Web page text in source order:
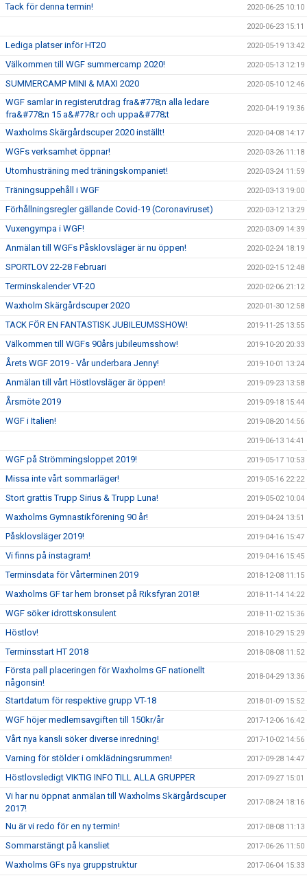
Tack för denna termin! 2020-06-25 10:10
2020-06-23 15:11
Lediga platser inför HT20 2020-05-19 13:42
Välkommen till WGF summercamp 2020! 2020-05-13 12:19
SUMMERCAMP MINI & MAXI 2020 2020-05-10 12:46
WGF samlar in registerutdrag fra&#778;n alla ledare
fra&#778;n 15 a&#778;r och uppa&#778;t
2020-04-19 19:36
Waxholms Skärgårdscuper 2020 inställt! 2020-04-08 14:17
WGFs verksamhet öppnar! 2020-03-26 11:18
Utomhusträning med träningskompaniet! 2020-03-24 11:59
Träningsuppehåll i WGF 2020-03-13 19:00
Förhållningsregler gällande Covid-19 (Coronaviruset) 2020-03-12 13:29
Vuxengympa i WGF! 2020-03-09 14:39
Anmälan till WGFs Påsklovsläger är nu öppen! 2020-02-24 18:19
SPORTLOV 22-28 Februari 2020-02-15 12:48
Terminskalender VT-20 2020-02-06 21:12
Waxholm Skärgårdscuper 2020 2020-01-30 12:58
TACK FÖR EN FANTASTISK JUBILEUMSSHOW! 2019-11-25 13:55
Välkommen till WGFs 90års jubileumsshow! 2019-10-20 20:33
Årets WGF 2019 - Vår underbara Jenny! 2019-10-01 13:24
Anmälan till vårt Höstlovsläger är öppen! 2019-09-23 13:58
Årsmöte 2019 2019-09-18 15:44
WGF i Italien! 2019-08-20 14:56
2019-06-13 14:41
WGF på Strömmingsloppet 2019! 2019-05-17 10:53
Missa inte vårt sommarläger! 2019-05-16 22:22
Stort grattis Trupp Sirius & Trupp Luna! 2019-05-02 10:04
Waxholms Gymnastikförening 90 år! 2019-04-24 13:51
Påsklovsläger 2019! 2019-04-16 15:47
Vi finns på instagram! 2019-04-16 15:45
Terminsdata för Vårterminen 2019 2018-12-08 11:15
Waxholms GF tar hem bronset på Riksfyran 2018! 2018-11-14 14:22
WGF söker idrottskonsulent 2018-11-02 15:36
Höstlov! 2018-10-29 15:29
Terminsstart HT 2018 2018-08-08 11:52
Första pall placeringen för Waxholms GF nationellt
någonsin!
2018-04-29 13:36
Startdatum för respektive grupp VT-18 2018-01-09 15:52
WGF höjer medlemsavgiften till 150kr/år 2017-12-06 16:42
Vårt nya kansli söker diverse inredning! 2017-10-02 14:56
Varning för stölder i omklädningsrummen! 2017-09-28 14:47
Höstlovsledigt VIKTIG INFO TILL ALLA GRUPPER 2017-09-27 15:01
Vi har nu öppnat anmälan till Waxholms Skärgårdscuper
2017!
2017-08-24 18:16
Nu är vi redo för en ny termin! 2017-08-08 11:13
Sommarstängt på kansliet 2017-06-26 11:50
Waxholms GFs nya gruppstruktur 2017-06-04 15:33